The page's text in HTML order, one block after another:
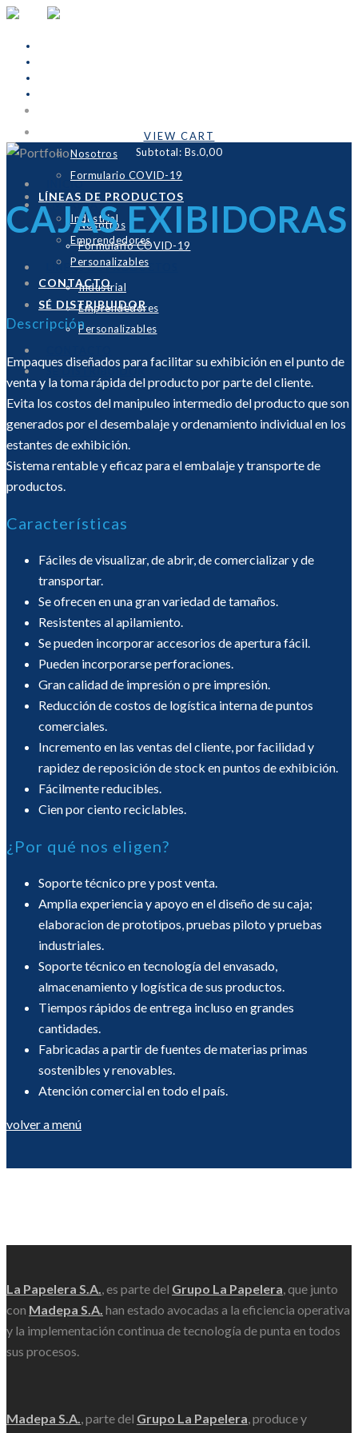
VIEW CART
Subtotal: Bs.0,00
INICIO
EMPRESA
Nosotros
Formulario COVID-19
LÍNEAS DE PRODUCTOS
Industrial
Emprendedores
Personalizables
SÉ DISTRIBUIDOR
Nosotros
Formulario COVID-19
LÍNEAS DE PRODUCTOS
Industrial
Emprendedores
Personalizables
CONTACTO
SÉ DISTRIBUIDOR
CAJAS EXIBIDORAS
Descripción
Empaques diseñados para facilitar su exhibición en el punto de
venta y la toma rápida del producto por parte del cliente.
Evita los costos del manipuleo intermedio del producto que son
generados por el desembalaje y ordenamiento individual en los
estantes de exhibición.
Sistema rentable y eficaz para el embalaje y transporte de
productos.
Características
Fáciles de visualizar, de abrir, de comercializar y de
transportar.
Se ofrecen en una gran variedad de tamaños.
Resistentes al apilamiento.
Se pueden incorporar accesorios de apertura fácil.
Pueden incorporarse perforaciones.
Gran calidad de impresión o pre impresión.
Reducción de costos de logística interna de puntos
comerciales.
Incremento en las ventas del cliente, por facilidad y
rapidez de reposición de stock en puntos de exhibición.
Fácilmente reducibles.
Cien por ciento reciclables.
¿Por qué nos eligen?
Soporte técnico pre y post venta.
Amplia experiencia y apoyo en el diseño de su caja;
elaboracion de prototipos, pruebas piloto y pruebas
industriales.
Soporte técnico en tecnología del envasado,
almacenamiento y logística de sus productos.
Tiempos rápidos de entrega incluso en grandes
cantidades.
Fabricadas a partir de fuentes de materias primas
sostenibles y renovables.
Atención comercial en todo el país.
volver a menú
La Papelera S.A., es parte del Grupo La Papelera, que junto
con Madepa S.A. han estado avocadas a la eficiencia operativa
y la implementación continua de tecnología de punta en todos
sus procesos.
Madepa S.A., parte del Grupo La Papelera, produce y